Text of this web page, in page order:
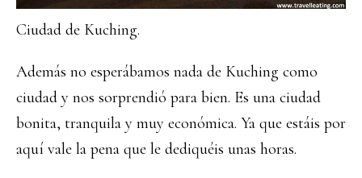
Ciudad de Kuching.
Además no esperábamos nada de Kuching como
ciudad y nos sorprendió para bien. Es una ciudad
bonita, tranquila y muy económica. Ya que estáis por
aquí vale la pena que le dediquéis unas horas.